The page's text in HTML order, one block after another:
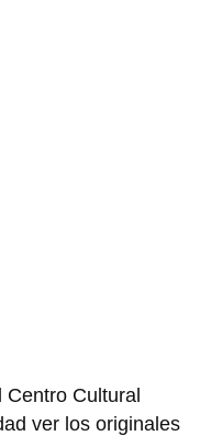
Centro Cultural
ver los originales